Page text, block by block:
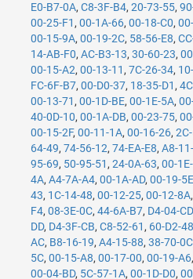
E0-B7-0A,C8-3F-B4,20-73-55,
00-25-F1 ,00-1A-66,00-18-C0,
00-15-9A,00-19-2C, 58-56-E8,
14-AB-F0,AC-B3-13,30-60-23,
00-15-A2,00-13-11 ,7C-26-34,
FC-6F-B7,00-D0-37, 18-35-D1 ,
00-13-71 ,00-1D-BE,00-1E-5A,
40-0D-10,00-1A-DB,00-23-75,
00-15-2F,00-11-1A,00-16-26,
64-49,74-56-12,74-EA-E8,A8-
95-69, 50-95-51 ,24-0A-63,00-
4A,A4-7A-A4,00-1A-AD,00-19-5E
43, 1C-14-48,00-12-25,00-12-8A
F4,08-3E-0C,44-6A-B7, D4-04-CD
DD, D4-3F-CB,C8-52-61 , 60-D2-48
AC, B8-16-19,A4-15-88,38-70-0C
5C,00-15-A8,00-17-00,00-19-A6
00-04-BD, 5C-57-1A,00-1D-D0,